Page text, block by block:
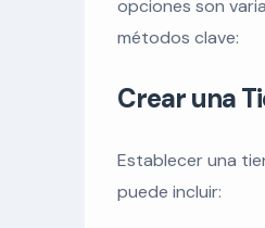
opciones son
métodos clave:
Crear una
Establecer una
puede incluir: